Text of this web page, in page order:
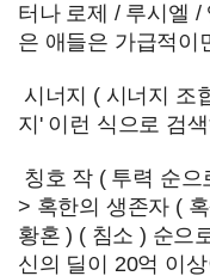
터나 로제 / 루시엘 /
은 애들은 가급적이
시너지 ( 시너지 조
지' 이런 식으로 검
칭호 작 ( 투력 순
> 혹한의 생존자 (
황혼 ) ( 침소 ) 순으
신의 딜이 20억 이